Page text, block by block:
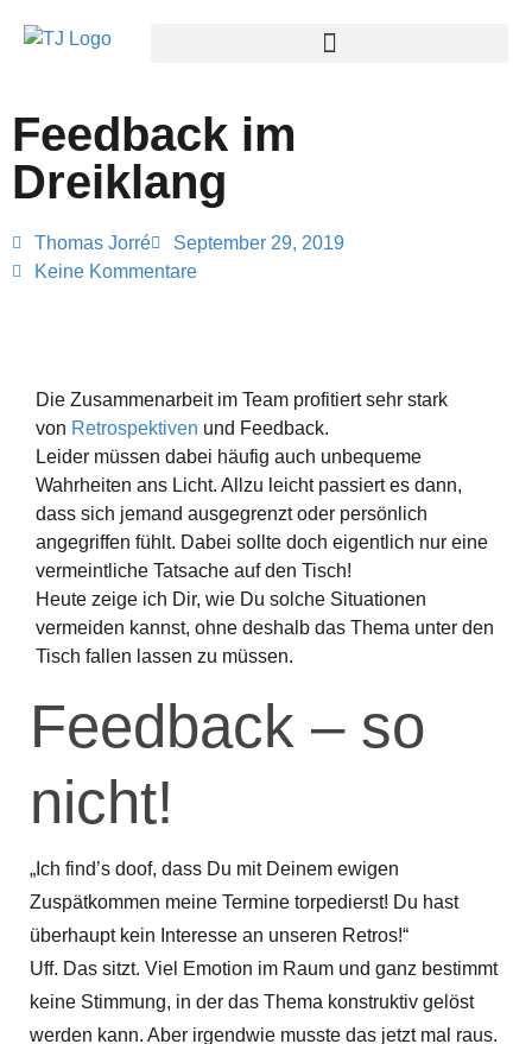
Feedback im
Dreiklang
Thomas Jorré
September 29, 2019
Keine Kommentare
Die Zusammenarbeit im Team profitiert sehr stark
von Retrospektiven und Feedback.
Leider müssen dabei häufig auch unbequeme
Wahrheiten ans Licht. Allzu leicht passiert es dann,
dass sich jemand ausgegrenzt oder persönlich
angegriffen fühlt. Dabei sollte doch eigentlich nur eine
vermeintliche Tatsache auf den Tisch!
Heute zeige ich Dir, wie Du solche Situationen
vermeiden kannst, ohne deshalb das Thema unter den
Tisch fallen lassen zu müssen.
Feedback – so
nicht!
„Ich find’s doof, dass Du mit Deinem ewigen
Zuspätkommen meine Termine torpedierst! Du hast
überhaupt kein Interesse an unseren Retros!“
Uff. Das sitzt. Viel Emotion im Raum und ganz bestimmt
keine Stimmung, in der das Thema konstruktiv gelöst
werden kann. Aber irgendwie musste das jetzt mal raus.